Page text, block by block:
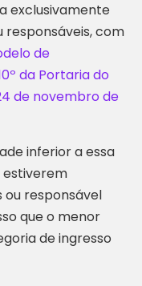
exclusivamente
responsáveis, com
de
da Portaria do
de novembro de
inferior a essa
responsável
que o menor
de ingresso